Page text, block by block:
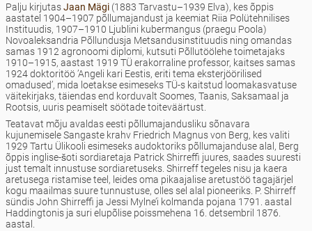
Palju kirjutasJaan Mägi (1883 Tarvastu–1939 Elva), kes õppis
aastatel 1904–1907 põllumajandust ja keemiat Riia Polütehnilises
Instituudis, 1907–1910 Ljublini kubermangus (praegu Poola)
Novoaleksandria Põllundusja Metsandusinstituudis ning omandas
samas 1912 agronoomi diplomi, kutsuti Põllutöölehe toimetajaks
1910–1915, aastast 1919 TÜ erakorraline professor, kaitses samas
1924 doktoritöö ’Angeli kari Eestis, eriti tema eksterjöörilised
omadused’, mida loetakse esimeseks TÜ-s kaitstud loomakasvatuse
väitekirjaks, täiendas end korduvalt Soomes, Taanis, Saksamaal ja
Rootsis, uuris peamiselt söötade toiteväärtust.
Teatavat mõju avaldas eesti põllumajandusliku sõnavara
kujunemisele Sangaste krahv Friedrich Magnus von Berg, kes valiti
1929 Tartu Ülikooli esimeseks audoktoriks põllumajanduse alal, Berg
õppis inglise-šoti sordiaretaja Patrick Shirreffi juures, saades suuresti
just temalt innustuse sordiaretuseks. Shirreff tegeles nisu ja kaera
aretusega ristamise teel, leides oma pikaajalise aretustöö tagajärjel
kogu maailmas suure tunnustuse, olles sel alal pioneeriks. P. Shirreff
sündis John Shirreffi ja Jessi Mylne’i kolmanda pojana 1791. aastal
Haddingtonis ja suri elupõlise poissmehena 16. detsembril 1876.
aastal.